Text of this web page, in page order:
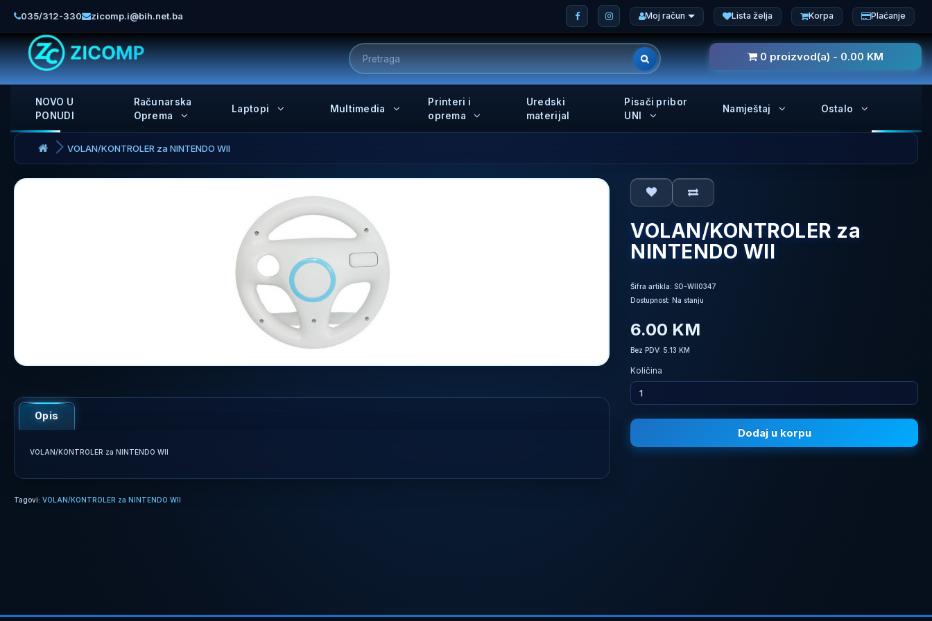
035/312-330 zicomp.i@bih.net.ba Moj račun Lista želja Korpa Plaćanje
0 proizvod(a) - 0.00 KM
NOVO U
PONUDI
Računarska
Oprema
Laptopi Multimedia
Printeri i
oprema
Uredski
materijal
Pisači pribor
UNI
Namještaj Ostalo
VOLAN/KONTROLER za NINTENDO WII
Opis
VOLAN/KONTROLER za NINTENDO WII
VOLAN/KONTROLER za
NINTENDO WII
Šifra artikla: SO-WII0347
Dostupnost: Na stanju
6.00 KM
Bez PDV: 5.13 KM
Količina
Dodaj u korpu
Tagovi: VOLAN/KONTROLER za NINTENDO WII